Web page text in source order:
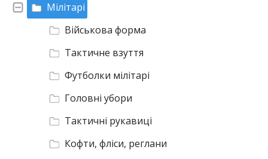
Мілітарі
Військова форма
Тактичне взуття
Футболки мілітарі
Головні убори
Тактичні рукавиці
Кофти, фліси, реглани